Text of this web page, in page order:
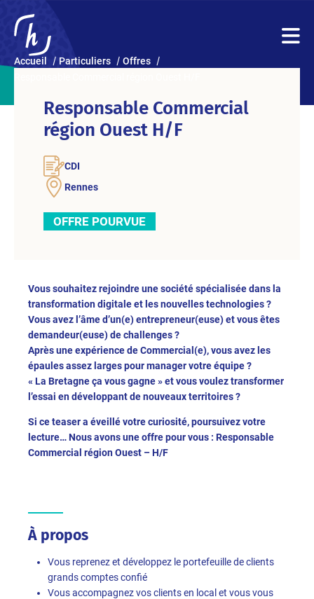
Accueil Particuliers
Offres
Responsable Commercial
région Ouest H/F
CDI
Rennes
OFFRE POURVUE
Vous souhaitez rejoindre une société spécialisée dans la
transformation digitale et les nouvelles technologies ?
Vous avez l’âme d’un(e) entrepreneur(euse) et vous êtes
demandeur(euse) de challenges ?
Après une expérience de Commercial(e), vous avez les
épaules assez larges pour manager votre équipe ?
« La Bretagne ça vous gagne » et vous voulez transformer
l’essai en développant de nouveaux territoires ?
Si ce teaser a éveillé votre curiosité, poursuivez votre
lecture… Nous avons une offre pour vous : Responsable
Commercial région Ouest – H/F
À propos
Vous reprenez et développez le portefeuille de clients
grands comptes confié
Vous accompagnez vos clients en local et vous vous